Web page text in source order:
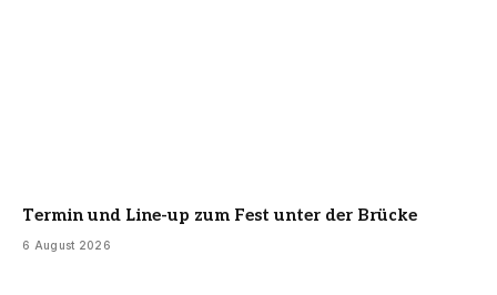
Termin und Line-up zum Fest unter der Brücke
6 August 2026